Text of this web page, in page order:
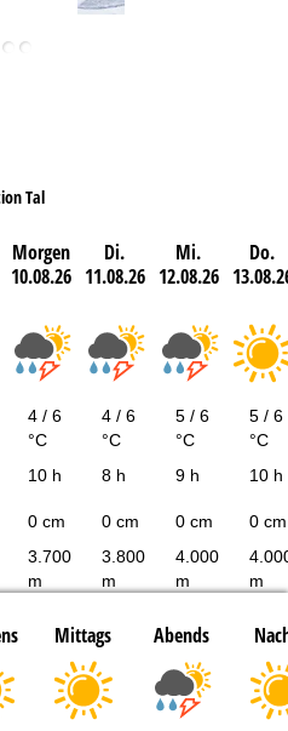
Tal
Morgen
10.08.26
Di.
11.08.26
Mi.
12.08.26
Do.
4 / 6
°C
4 / 6
°C
5 / 6
°C
5 / 6
°C
10 h 8 h 9 h 10 h
0 cm 0 cm 0 cm 0 cm
3.700
m
3.800
m
4.000
m
m
Mittags Abends